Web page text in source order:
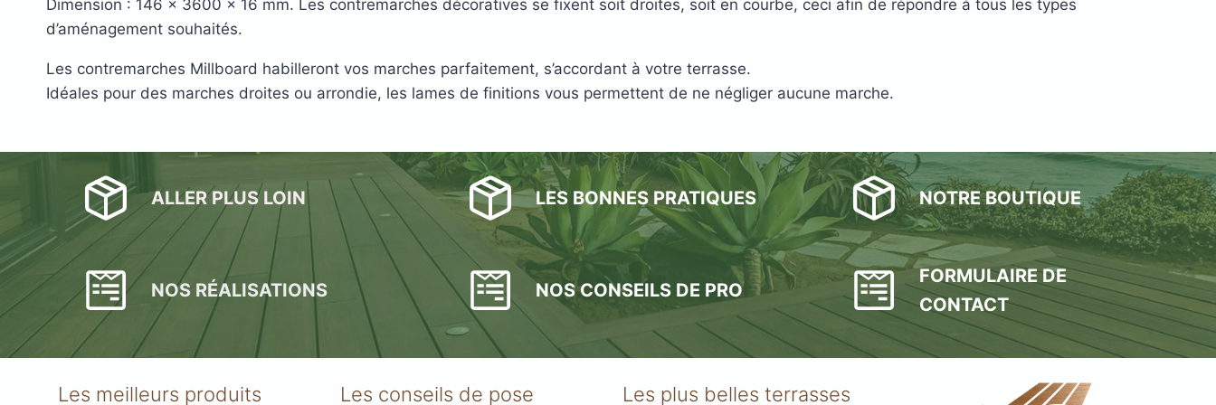
Plots réglables
incombustibles en acier
Dimension : 146 x 3600 x 16 mm. Les contremarches décoratives se fixent soit droites, soit en courbe, ceci afin de répondre à tous les types
d’aménagement souhaités.
Les contremarches Millboard habilleront vos marches parfaitement, s’accordant à votre terrasse.
Idéales pour des marches droites ou arrondie, les lames de finitions vous permettent de ne négliger aucune marche.
ALLER PLUS LOIN
NOS RÉALISATIONS
LES BONNES PRATIQUES
NOS CONSEILS DE PRO
NOTRE BOUTIQUE
FORMULAIRE DE
CONTACT
Les meilleurs produits Les conseils de pose Les plus belles terrasses